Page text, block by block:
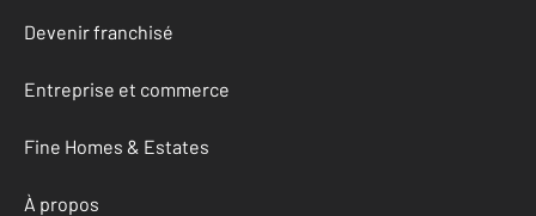
Devenir franchisé
Entreprise et commerce
Fine Homes & Estates
À propos